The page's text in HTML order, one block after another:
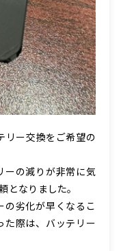
ー交換をご希望の
ーの減りが非常に気
となりました。
の劣化が早くなるこ
た際は、バッテリー